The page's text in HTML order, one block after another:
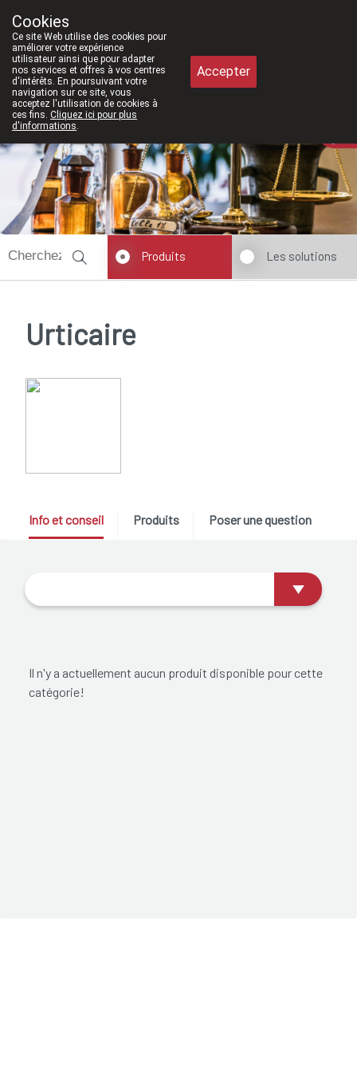
011/610300
Aujourd'hui A présent
Produits Les solutions
Urticaire
Info et conseil Produits Poser une question
Il n'y a actuellement aucun produit disponible pour cette
catégorie!
Cookies
Ce site Web utilise des cookies pour
améliorer votre expérience
utilisateur ainsi que pour adapter
nos services et offres à vos centres
d'intérêts. En poursuivant votre
navigation sur ce site, vous
acceptez l'utilisation de cookies à
ces fins. Cliquez ici pour plus
d'informations.
Accepter